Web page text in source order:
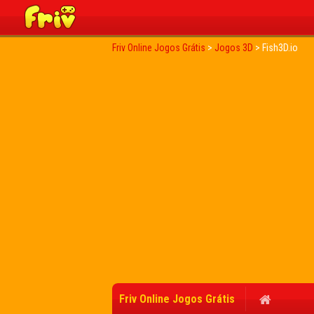
Friv Online Jogos Grátis > Jogos 3D > Fish3D.io
Friv Online Jogos Grátis